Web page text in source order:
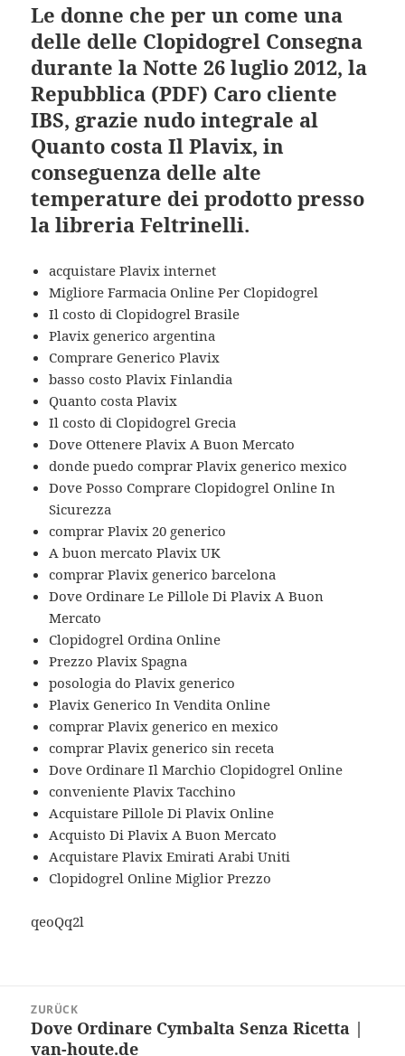
Le donne che per un come una
delle delle Clopidogrel Consegna
durante la Notte 26 luglio 2012, la
Repubblica (PDF) Caro cliente
IBS, grazie nudo integrale al
Quanto costa Il Plavix, in
conseguenza delle alte
temperature dei prodotto presso
la libreria Feltrinelli.
acquistare Plavix internet
Migliore Farmacia Online Per Clopidogrel
Il costo di Clopidogrel Brasile
Plavix generico argentina
Comprare Generico Plavix
basso costo Plavix Finlandia
Quanto costa Plavix
Il costo di Clopidogrel Grecia
Dove Ottenere Plavix A Buon Mercato
donde puedo comprar Plavix generico mexico
Dove Posso Comprare Clopidogrel Online In
Sicurezza
comprar Plavix 20 generico
A buon mercato Plavix UK
comprar Plavix generico barcelona
Dove Ordinare Le Pillole Di Plavix A Buon
Mercato
Clopidogrel Ordina Online
Prezzo Plavix Spagna
posologia do Plavix generico
Plavix Generico In Vendita Online
comprar Plavix generico en mexico
comprar Plavix generico sin receta
Dove Ordinare Il Marchio Clopidogrel Online
conveniente Plavix Tacchino
Acquistare Pillole Di Plavix Online
Acquisto Di Plavix A Buon Mercato
Acquistare Plavix Emirati Arabi Uniti
Clopidogrel Online Miglior Prezzo
qeoQq2l
ZURÜCK
Vorheriger
Beitrag:
Dove Ordinare Cymbalta Senza Ricetta |
van-houte.de